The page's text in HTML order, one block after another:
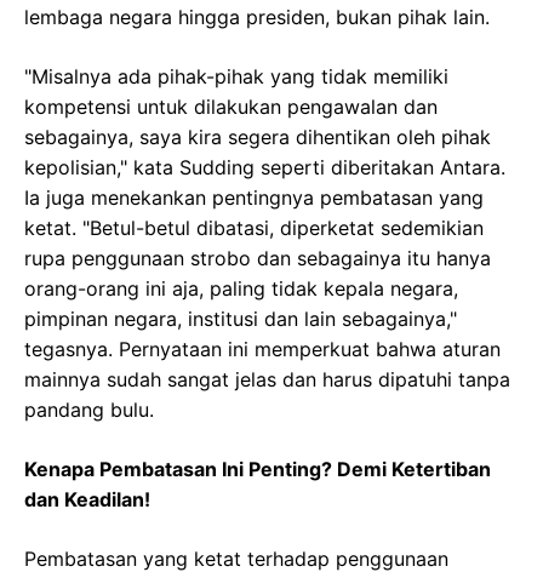
lembaga negara hingga presiden, bukan pihak lain.
"Misalnya ada pihak-pihak yang tidak memiliki
kompetensi untuk dilakukan pengawalan dan
sebagainya, saya kira segera dihentikan oleh pihak
kepolisian," kata Sudding seperti diberitakan Antara.
Ia juga menekankan pentingnya pembatasan yang
ketat. "Betul-betul dibatasi, diperketat sedemikian
rupa penggunaan strobo dan sebagainya itu hanya
orang-orang ini aja, paling tidak kepala negara,
pimpinan negara, institusi dan lain sebagainya,"
tegasnya. Pernyataan ini memperkuat bahwa aturan
mainnya sudah sangat jelas dan harus dipatuhi tanpa
pandang bulu.
Kenapa Pembatasan Ini Penting? Demi Ketertiban
dan Keadilan!
Pembatasan yang ketat terhadap penggunaan